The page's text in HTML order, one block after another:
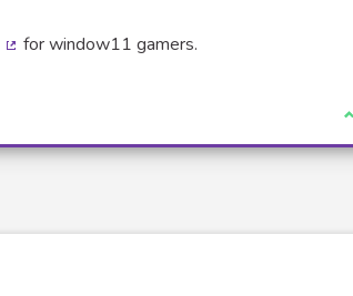
for window11 gamers.